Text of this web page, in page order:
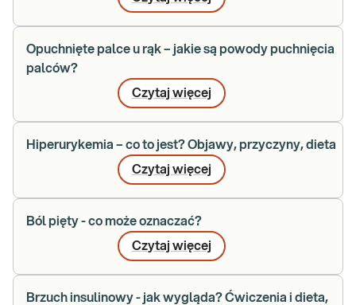
Opuchnięte palce u rąk – jakie są powody puchnięcia
palców?
Czytaj więcej
Hiperurykemia – co to jest? Objawy, przyczyny, dieta
Czytaj więcej
Ból pięty - co może oznaczać?
Czytaj więcej
Brzuch insulinowy - jak wygląda? Ćwiczenia i dieta,